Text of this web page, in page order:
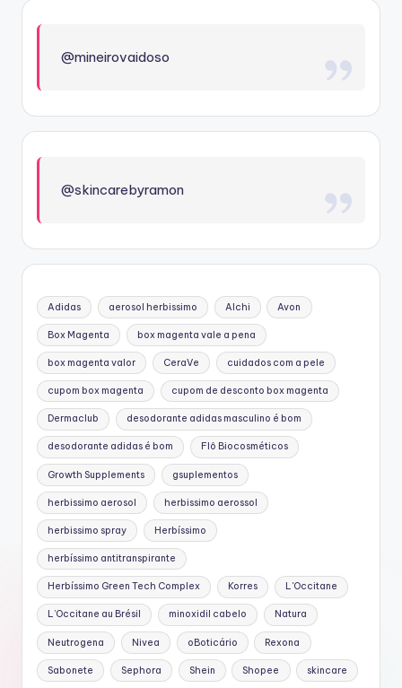
@mineirovaidoso
@skincarebyramon
Adidas aerosol herbissimo Alchi Avon
Box Magenta box magenta vale a pena
box magenta valor CeraVe cuidados com a pele
cupom box magenta cupom de desconto box magenta
Dermaclub desodorante adidas masculino é bom
desodorante adidas é bom Flô Biocosméticos
Growth Supplements gsuplementos
herbissimo aerosol herbissimo aerossol
herbissimo spray Herbíssimo
herbíssimo antitranspirante
Herbíssimo Green Tech Complex Korres L'Occitane
L’Occitane au Brésil minoxidil cabelo Natura
Neutrogena Nivea oBoticário Rexona
Sabonete Sephora Shein Shopee skincare